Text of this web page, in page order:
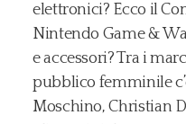
elettronici? Ecco il
Nintendo Game &
e accessori? Tra i
pubblico femminile
Moschino, Christian